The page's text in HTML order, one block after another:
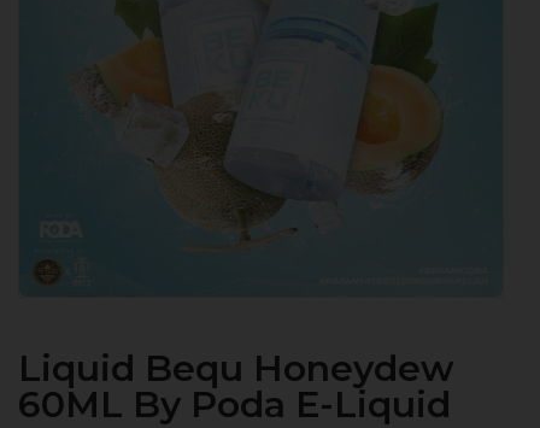
Liquid Bequ Honeydew
60ML By Poda E-Liquid